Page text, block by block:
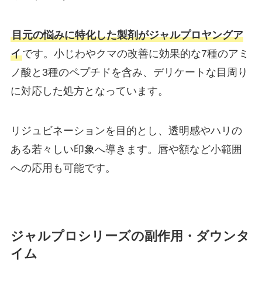
目元の悩みに特化した製剤がジャルプロヤングア
イです。小じわやクマの改善に効果的な7種のアミ
ノ酸と3種のペプチドを含み、デリケートな目周り
に対応した処方となっています。
リジュビネーションを目的とし、透明感やハリの
ある若々しい印象へ導きます。唇や額など小範囲
への応用も可能です。
ジャルプロシリーズの副作用・ダウンタ
イム